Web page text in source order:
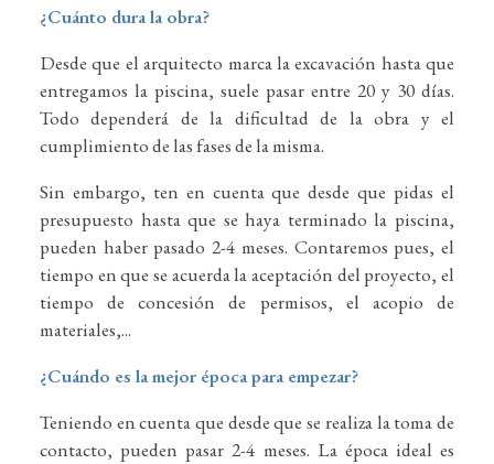
¿Cuánto dura la obra?
Desde que el arquitecto marca la excavación hasta que
entregamos la piscina, suele pasar entre 20 y 30 días.
Todo dependerá de la dificultad de la obra y el
cumplimiento de las fases de la misma.
Sin embargo, ten en cuenta que desde que pidas el
presupuesto hasta que se haya terminado la piscina,
pueden haber pasado 2-4 meses. Contaremos pues, el
tiempo en que se acuerda la aceptación del proyecto, el
tiempo de concesión de permisos, el acopio de
materiales,...
¿Cuándo es la mejor época para empezar?
Teniendo en cuenta que desde que se realiza la toma de
contacto, pueden pasar 2-4 meses. La época ideal es